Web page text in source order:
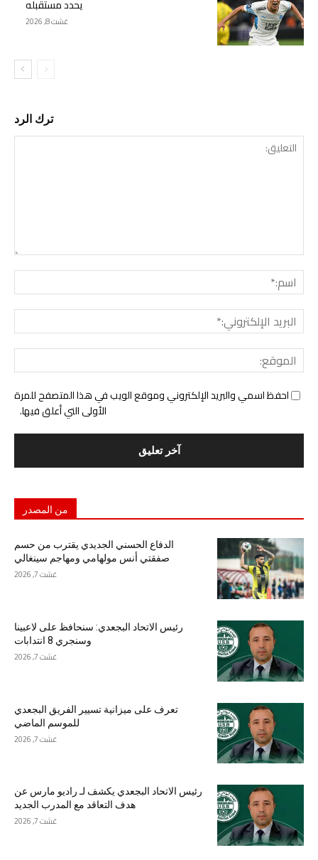
يحدد مستقبله
غشت 8, 2026
ترك الرد
احفظ اسمي والبريد الإلكتروني وموقع الويب في هذا المتصفح للمرة
الأولى التي أعلق فيها.
من المصدر
الدفاع الحسني الجديدي يقترب من حسم
صفقتي أنس مولهامي ومهاجم سينغالي
غشت 7, 2026
رئيس الاتحاد البجعدي: سنحافظ على لاعبينا
وسنجري 8 انتدابات
غشت 7, 2026
تعرف على ميزانية تسيير الفريق البجعدي
للموسم الماضي
غشت 7, 2026
رئيس الاتحاد البجعدي يكشف لـ راديو مارس عن
هدف التعاقد مع المدرب الجديد
غشت 7, 2026